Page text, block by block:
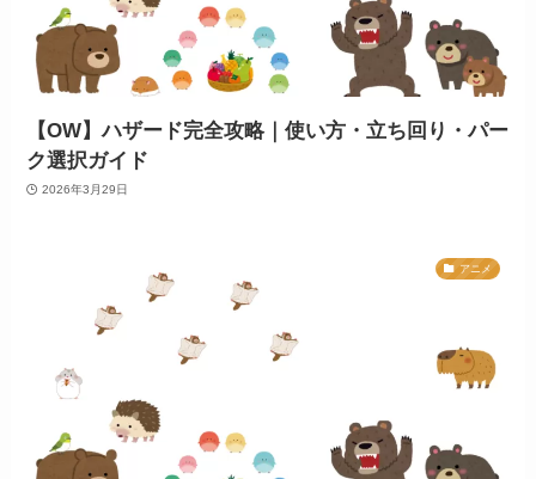
【OW】ハザード完全攻略｜使い方・立ち回り・パー
ク選択ガイド
2026年3月29日
アニメ